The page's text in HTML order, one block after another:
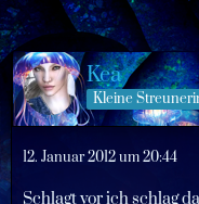
Kea
Kleine
12. Januar 2012 um 20:44
Schlagt vor ich schlag